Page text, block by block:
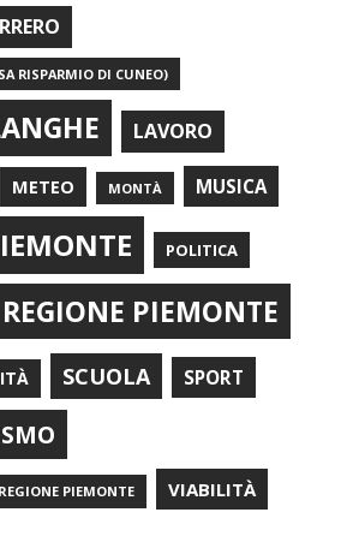
RISPARMIO DI CUNEO)
LAVORO
METEO MONTÀ MUSICA
POLITICA
REGIONE PIEMONTE
SCUOLA SPORT
PIEMONTE VIABILITÀ